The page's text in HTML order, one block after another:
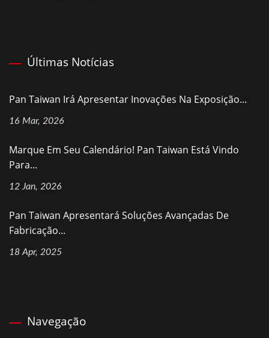
Últimas Notícias
Pan Taiwan Irá Apresentar Inovações Na Exposição...
16 Mar, 2026
Marque Em Seu Calendário! Pan Taiwan Está Vindo
Para...
12 Jan, 2026
Pan Taiwan Apresentará Soluções Avançadas De
Fabricação...
18 Apr, 2025
Navegação